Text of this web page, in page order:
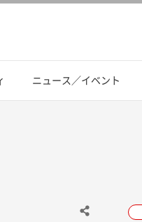
ニュース／イベント